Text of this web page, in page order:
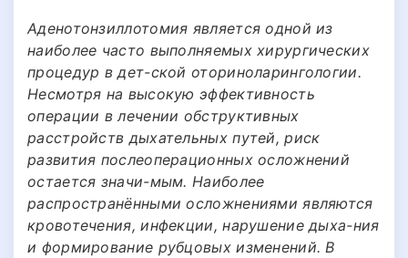
Аденотонзиллотомия является одной из
наиболее часто выполняемых хирургических
процедур в дет-ской оториноларингологии.
Несмотря на высокую эффективность
операции в лечении обструктивных
расстройств дыхательных путей, риск
развития послеоперационных осложнений
остается значи-мым. Наиболее
распространёнными осложнениями являются
кровотечения, инфекции, нарушение дыха-ния
и формирование рубцовых изменений. В